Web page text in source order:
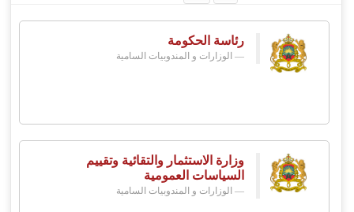
رئاسة الحكومة
الوزارات و المندوبيات السامية
وزارة الاستثمار والتقائية وتقييم
السياسات العمومية
الوزارات و المندوبيات السامية